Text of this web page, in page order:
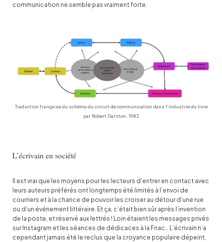
communication ne semble pas vraiment forte.
Traduction française du schéma du circuit de communication dans l'industrie du livre
par Robert Darnton, 1982
L’écrivain en société
Il est vrai que les moyens pour les lecteurs d’entrer en contact avec
leurs auteurs préférés ont longtemps été limités à l’envoi de
courriers et à la chance de pouvoir les croiser au détour d’une rue
ou d’un événement littéraire. Et ça, c’était bien sûr après l’invention
de la poste, et réservé aux lettrés ! Loin étaient les messages privés
sur Instagram et les séances de dédicaces à la Fnac… L’écrivain n’a
cependant jamais été le reclus que la croyance populaire dépeint,